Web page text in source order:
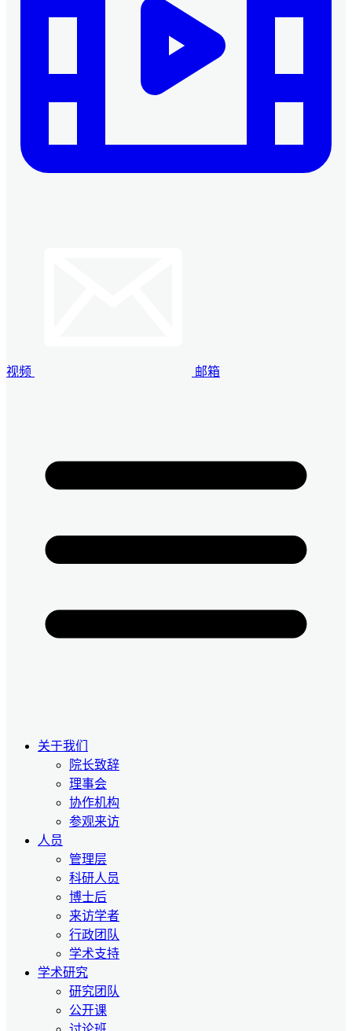
视频 邮箱
关于我们
院长致辞
理事会
协作机构
参观来访
人员
管理层
科研人员
博士后
来访学者
行政团队
学术支持
学术研究
研究团队
公开课